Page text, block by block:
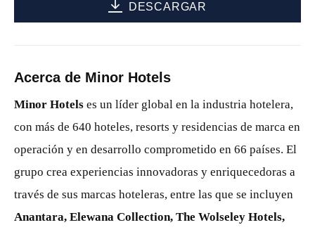
DESCARGAR
Acerca de Minor Hotels
Minor Hotels es un líder global en la industria hotelera,
con más de 640 hoteles, resorts y residencias de marca en
operación y en desarrollo comprometido en 66 países. El
grupo crea experiencias innovadoras y enriquecedoras a
través de sus marcas hoteleras, entre las que se incluyen
Anantara, Elewana Collection, The Wolseley Hotels,